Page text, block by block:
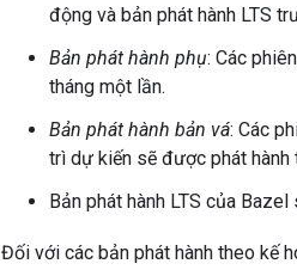
động và bản phát hành LTS
Bản phát hành phụ: Các
tháng một lần.
Bản phát hành bản vá: Các
trì dự kiến sẽ được phát
Bản phát hành LTS của
Đối với các bản phát hành theo kế